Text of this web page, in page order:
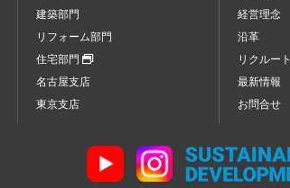
建築部門
リフォーム部門
住宅部門
名古屋支店
東京支店
経営理念
沿革
リクルート
最新情報
お問合せ